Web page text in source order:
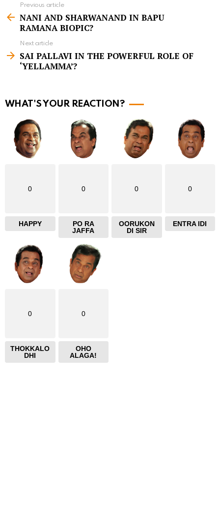
e
m
e
Previous article
NANI AND SHARWANAND IN BAPU
RAMANA BIOPIC?
Next article
SAI PALLAVI IN THE POWERFUL ROLE OF
‘YELLAMMA’?
WHAT'S YOUR REACTION?
0
HAPPY
0
PO RA
JAFFA
0
OORUKON
DI SIR
0
ENTRA IDI
0
THOKKALO
DHI
0
OHO
ALAGA!